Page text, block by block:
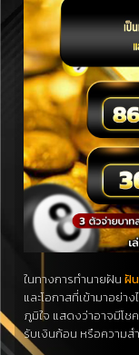
ในทางการทำนายฝัน ฝั
และโอกาสที่เข้ามาอย่
ภูมิใจ แสดงว่าอาจมีโช
รับเงินก้อน หรือความส